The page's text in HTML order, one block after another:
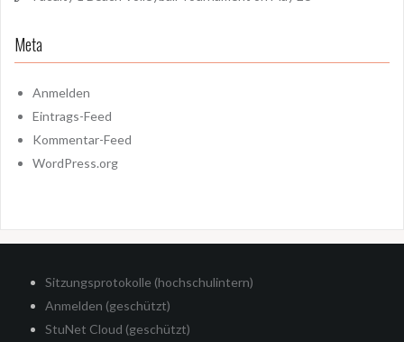
Meta
Anmelden
Eintrags-Feed
Kommentar-Feed
WordPress.org
Sitzungsprotokolle (hochschulintern)
Anmelden (geschützt)
StuNet Cloud (geschützt)